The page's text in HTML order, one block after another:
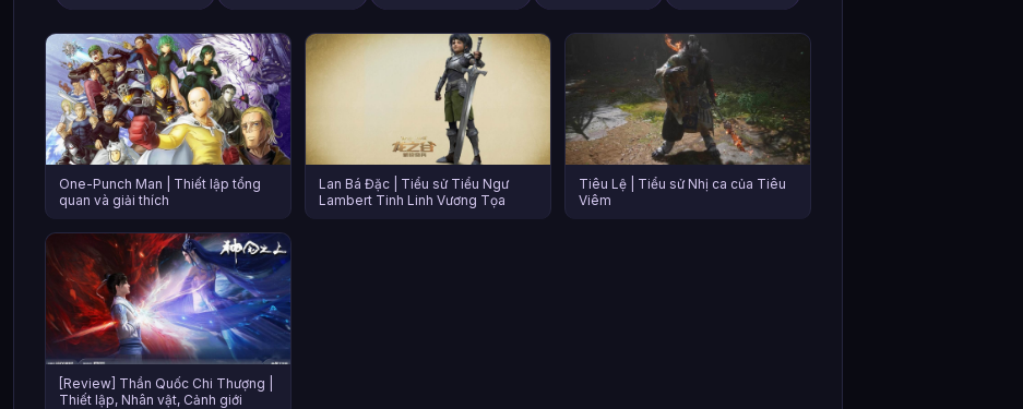
One-Punch Man | Thiết lập tổng
quan và giải thích
Lan Bá Đặc | Tiểu sử Tiểu Ngư
Lambert Tinh Linh Vương Tọa
Tiêu Lệ | Tiểu sử Nhị ca của Tiêu
Viêm
[Review] Thần Quốc Chi Thượng |
Thiết lập, Nhân vật, Cảnh giới